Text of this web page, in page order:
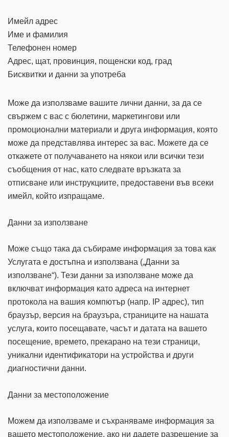
Имейл адрес
Име и фамилия
Телефонен номер
Адрес, щат, провинция, пощенски код, град
Бисквитки и данни за употреба
Може да използваме вашите лични данни, за да се
свържем с вас с бюлетини, маркетингови или
промоционални материали и друга информация, която
може да представлява интерес за вас. Можете да се
откажете от получаването на някои или всички тези
съобщения от нас, като следвате връзката за
отписване или инструкциите, предоставени във всеки
имейл, който изпращаме.
Данни за използване
Може също така да събираме информация за това как
Услугата е достъпна и използвана („Данни за
използване“). Тези данни за използване може да
включват информация като адреса на интернет
протокола на вашия компютър (напр. IP адрес), тип
браузър, версия на браузъра, страниците на нашата
услуга, които посещавате, часът и датата на вашето
посещение, времето, прекарано на тези страници,
уникални идентификатори на устройства и други
диагностични данни.
Данни за местоположение
Можем да използваме и съхраняваме информация за
вашето местоположение, ако ни дадете разрешение за